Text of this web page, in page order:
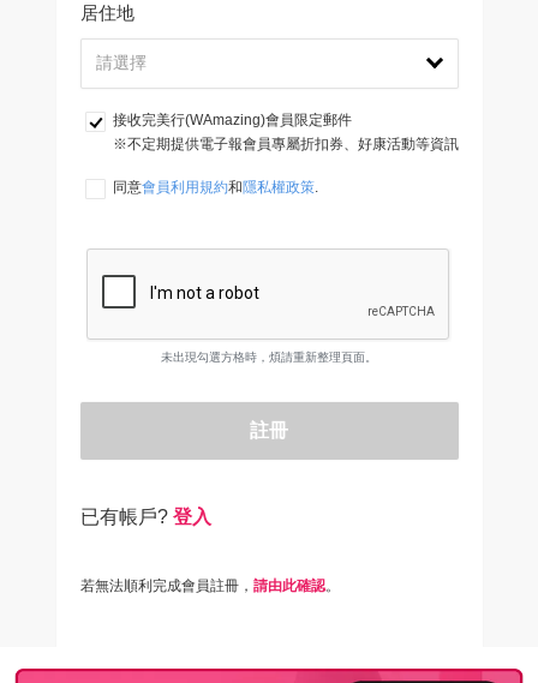
居住地
接收完美行(WAmazing)會員限定郵件
※不定期提供電子報會員專屬折扣券、好康活動等資訊
同意會員利用規約和隱私權政策.
未出現勾選方格時，煩請重新整理頁面。
註冊
已有帳戶? 登入
若無法順利完成會員註冊， 請由此確認。